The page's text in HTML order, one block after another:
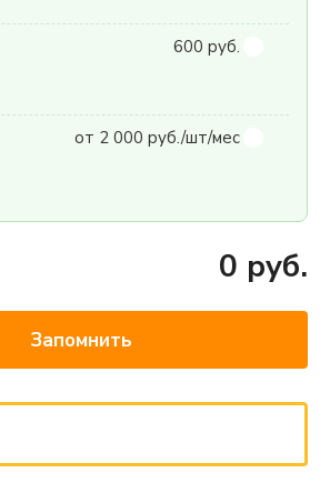
600 руб.
от 2 000 руб./шт/мес
0 руб.
Запомнить